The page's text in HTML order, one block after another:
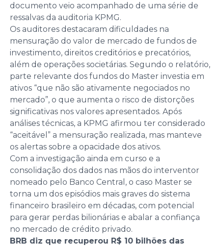
documento veio acompanhado de uma série de
ressalvas da auditoria KPMG.
Os auditores destacaram dificuldades na
mensuração do valor de mercado de fundos de
investimento, direitos creditórios e precatórios,
além de operações societárias. Segundo o relatório,
parte relevante dos fundos do Master investia em
ativos “que não são ativamente negociados no
mercado”, o que aumenta o risco de distorções
significativas nos valores apresentados. Após
análises técnicas, a KPMG afirmou ter considerado
“aceitável” a mensuração realizada, mas manteve
os alertas sobre a opacidade dos ativos.
Com a investigação ainda em curso e a
consolidação dos dados nas mãos do interventor
nomeado pelo Banco Central, o caso Master se
torna um dos episódios mais graves do sistema
financeiro brasileiro em décadas, com potencial
para gerar perdas bilionárias e abalar a confiança
no mercado de crédito privado.
BRB diz que recuperou R$ 10 bilhões das